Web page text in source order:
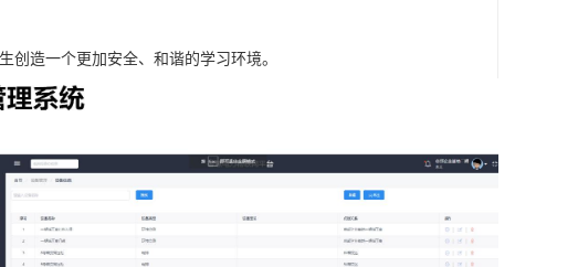
创造一个更加安全、和谐的学习环境。